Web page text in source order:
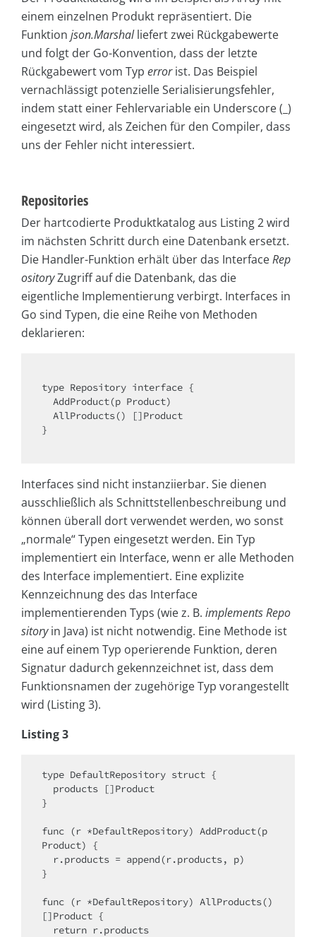
einem einzelnen Produkt repräsentiert. Die
Funktion json.Marshalliefert zwei Rückgabewerte
und folgt der Go-Konvention, dass der letzte
Rückgabewert vom Typ errorist. Das Beispiel
vernachlässigt potenzielle Serialisierungsfehler,
indem statt einer Fehlervariable ein Underscore (_)
eingesetzt wird, als Zeichen für den Compiler, dass
uns der Fehler nicht interessiert.
Repositories
Der hartcodierte Produktkatalog aus Listing 2 wird
im nächsten Schritt durch eine Datenbank ersetzt.
Die Handler-Funktion erhält über das InterfaceRep
ositoryZugriff auf die Datenbank, das die
eigentliche Implementierung verbirgt. Interfaces in
Go sind Typen, die eine Reihe von Methoden
deklarieren:
type Repository interface {
}
Interfaces sind nicht instanziierbar. Sie dienen
ausschließlich als Schnittstellenbeschreibung und
können überall dort verwendet werden, wo sonst
„normale“ Typen eingesetzt werden. Ein Typ
implementiert ein Interface, wenn er alle Methoden
des Interface implementiert. Eine explizite
Kennzeichnung des das Interface
implementierenden Typs (wie z. B. implements Repo
sitoryin Java) ist nicht notwendig. Eine Methode ist
eine auf einem Typ operierende Funktion, deren
Signatur dadurch gekennzeichnet ist, dass dem
Funktionsnamen der zugehörige Typ vorangestellt
wird (Listing 3).
Listing 3
type DefaultRepository struct {
}
func (r *DefaultRepository) AddProduct(p
Product) {
}
func (r *DefaultRepository) AllProducts()
[]Product {
return r.products